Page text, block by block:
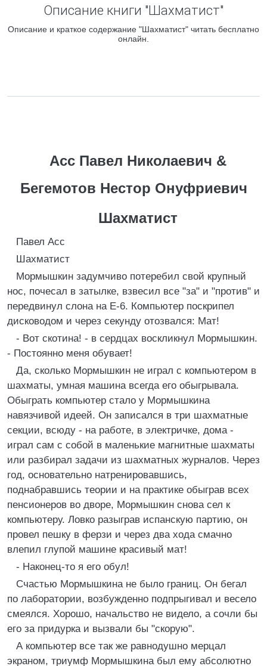
Описание книги "Шахматист"
Описание и краткое содержание "Шахматист" читать бесплатно
онлайн.
Асс Павел Николаевич &
Бегемотов Нестор Онуфриевич
Шахматист
Павел Асс
Шахматист
Мормышкин задумчиво потеребил свой крупный
нос, почесал в затылке, взвесил все "за" и "против" и
передвинул слона на E-6. Компьютер поскрипел
дисководом и через секунду отозвался: Мат!
- Вот скотина! - в сердцах воскликнул Мормышкин.
- Постоянно меня обувает!
Да, сколько Мормышкин не играл с компьютером в
шахматы, умная машина всегда его обыгрывала.
Обыграть компьютер стало у Мормышкина
навязчивой идеей. Он записался в три шахматные
секции, всюду - на работе, в электричке, дома -
играл сам с собой в маленькие магнитные шахматы
или разбирал задачи из шахматных журналов. Через
год, основательно натренировавшись,
поднабравшись теории и на практике обыграв всех
пенсионеров во дворе, Мормышкин снова сел к
компьютеру. Ловко разыграв испанскую партию, он
провел пешку в ферзи и через два хода смачно
влепил глупой машине красивый мат!
- Наконец-то я его обул!
Счастью Мормышкина не было границ. Он бегал
по лаборатории, возбужденно подпрыгивал и весело
смеялся. Хорошо, начальство не видело, а сочли бы
его за придурка и вызвали бы "скорую".
А компьютер все так же равнодушно мерцал
экраном, триумф Мормышкина был ему абсолютно